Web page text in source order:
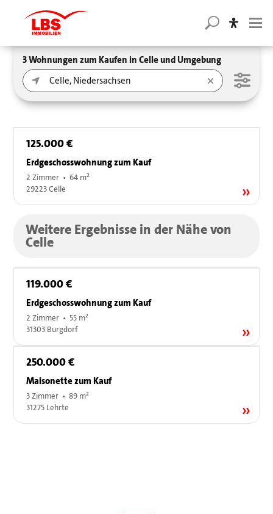
3 Wohnungen zum Kaufen in Celle und Umgebung
125.000 €
Erdgeschosswohnung zum Kauf
2 Zimmer • 64 m²
29223 Celle
Weitere Ergebnisse in der Nähe von
Celle
119.000 €
Erdgeschosswohnung zum Kauf
2 Zimmer • 55 m²
31303 Burgdorf
250.000 €
Maisonette zum Kauf
3 Zimmer • 89 m²
31275 Lehrte